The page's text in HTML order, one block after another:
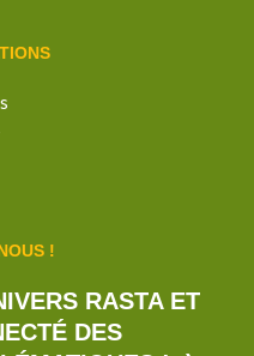
!
RASTA ET
DES